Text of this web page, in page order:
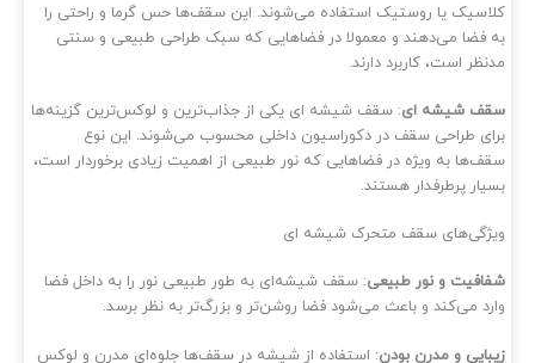
یا روستیک استفاده می‌شوند. این سقف‌ها حس گرما و راحتی را
فضا می‌دهند و معمولا در فضاهایی که سبک طراحی طبیعی و سنتی
است، کاربرد دارند.
شیشه ای: سقف شیشه‌ ای یکی از جذاب‌ترین و لوکس‌ترین گزینه‌ها
طراحی سقف در دکوراسیون داخلی محسوب می‌شوند. این نوع
به ویژه در فضاهایی که نور طبیعی از اهمیت زیادی برخوردار است،
پرطرفدار هستند.
سقف متحرک شیشه‌ ای
و نور طبیعی: سقف شیشه‌ای به طور طبیعی نور را به داخل فضا
می‌کند و باعث می‌شود فضا روشن‌تر و بزرگ‌تر به نظر برسد.
و مدرن بودن: استفاده از شیشه در سقف‌ها جلوه‌ای مدرن و لوکس